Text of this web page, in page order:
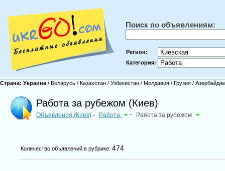
Поиск по объявлениям:
Регион:
Категория:
Страна: Украина / Беларусь / Казахстан / Узбекистан / Молдавия / Грузия /
Работа за рубежом (Киев)
Объявления (Киев) - Работа - Работа за рубежом
Количество объявлений в рубрике: 474